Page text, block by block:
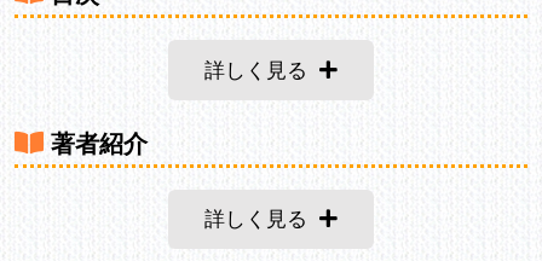
詳しく見る
著者紹介
詳しく見る